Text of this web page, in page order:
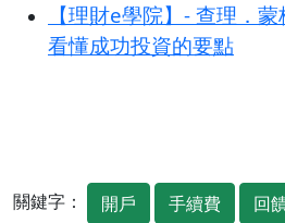
【理財e學院】- 查理．
看懂成功投資的要點
關鍵字： 開戶 手續費 回